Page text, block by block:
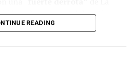
gubernamental de retirar
de ley ante la falta de respaldos
READING